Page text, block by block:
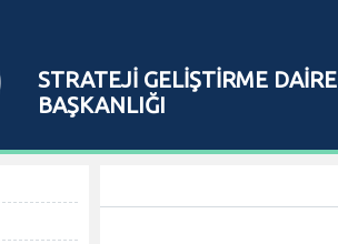
STRATEJİ GELİŞTİRME DAİRE
BAŞKANLIĞI